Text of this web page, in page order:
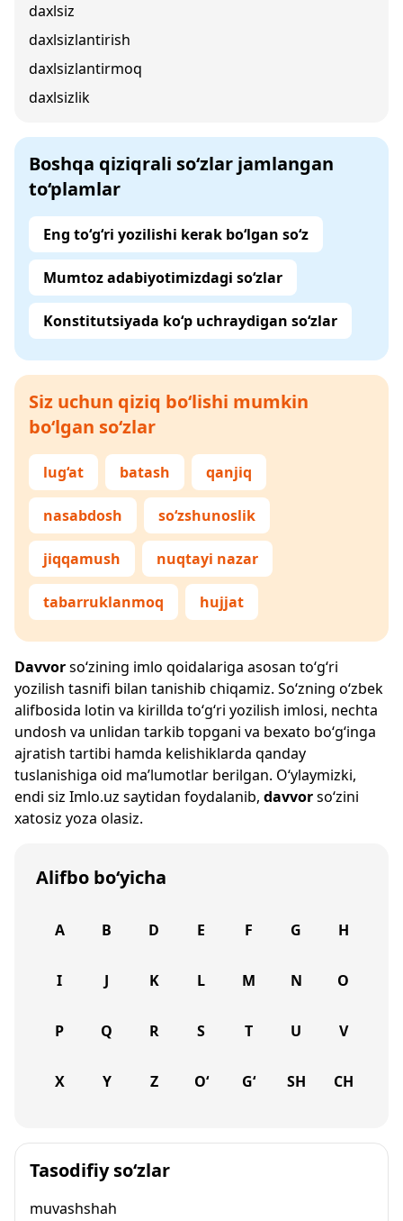
daxlsiz
daxlsizlantirish
daxlsizlantirmoq
daxlsizlik
Boshqa qiziqrali so‘zlar jamlangan
to‘plamlar
Eng to‘g‘ri yozilishi kerak bo‘lgan so‘z
Mumtoz adabiyotimizdagi so‘zlar
Konstitutsiyada ko‘p uchraydigan so‘zlar
Siz uchun qiziq bo‘lishi mumkin
bo‘lgan so‘zlar
lug‘at batash qanjiq
nasabdosh so‘zshunoslik
jiqqamush nuqtayi nazar
tabarruklanmoq hujjat
Davvorso‘zining imlo qoidalariga asosan to‘g‘ri
yozilish tasnifi bilan tanishib chiqamiz. So‘zning o‘zbek
alifbosida lotin va kirillda to‘g‘ri yozilish imlosi, nechta
undosh va unlidan tarkib topgani va bexato bo‘g‘inga
ajratish tartibi hamda kelishiklarda qanday
tuslanishiga oid ma’lumotlar berilgan. O‘ylaymizki,
endi siz Imlo.uz saytidan foydalanib, davvorso‘zini
xatosiz yoza olasiz.
Alifbo bo‘yicha
A B D E F G H
I J K L M N O
P Q R S T U V
X Y Z O‘ G‘ SH CH
Tasodifiy so‘zlar
muvashshah